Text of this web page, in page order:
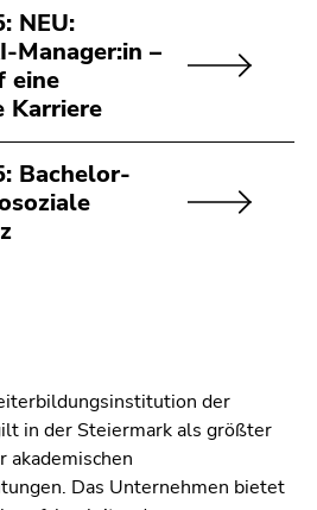
NEU:
Manager:in –
eine
Karriere
Bachelor-
der
in der Steiermark als größter
akademischen
Das Unternehmen bietet